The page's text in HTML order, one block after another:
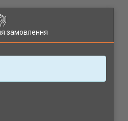
замовлення